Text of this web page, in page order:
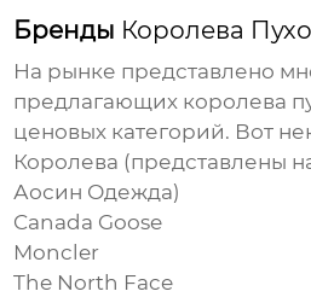
Бренды Королева
На рынке представлено
предлагающих королева
ценовых категорий. Вот
Королева (представлены
Аосин Одежда)
Canada Goose
Moncler
The North Face